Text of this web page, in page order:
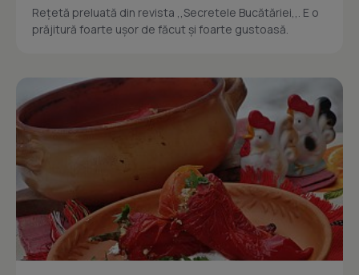
Reţetă preluată din revista ,,Secretele Bucătăriei,,. E o
prăjitură foarte uşor de făcut şi foarte gustoasă.